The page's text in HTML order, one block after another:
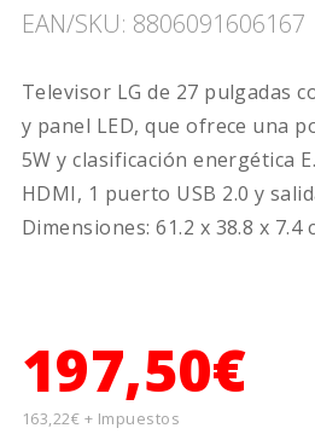
EAN/SKU: 8806091606167
Televisor LG de 27 pulgadas
y panel LED, que ofrece una
5W y clasificación energética
HDMI, 1 puerto USB 2.0 y
Dimensiones: 61.2 x 38.8 x 7.4
197,50€
163,22€ + Impuestos